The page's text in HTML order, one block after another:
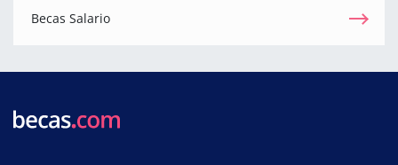
Becas Salario